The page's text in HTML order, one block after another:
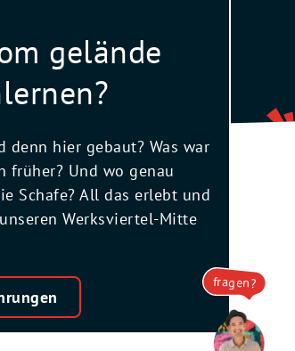
fragen?
gelände
denn hier gebaut? Was war
früher? Und wo genau
Schafe? All das erlebt und
Werksviertel-Mitte